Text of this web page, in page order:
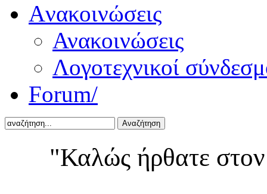
Aνακοινώσεις
Ανακοινώσεις
Λογοτεχνικοί
Forum/
Αναζήτηση
"Καλώς ήρθατε